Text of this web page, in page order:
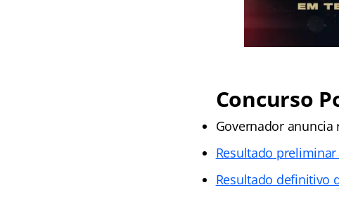
Concurso
Governador
Resultado
Resultado definitivo